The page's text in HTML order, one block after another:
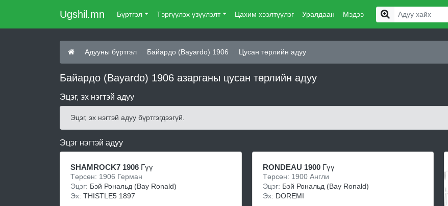
Ugshil.mn Бүртгэл Тэргүүлэх үзүүлэлт Цахим хээлтүүлэг Уралдаан Мэдээ
Адууны бүртгэл Бaйaрдо (Bayardo) 1906 Цусан төрлийн адуу
Бaйaрдо (Bayardo) 1906 азарганы цусан төрлийн адуу
Эцэг, эх нэгтэй адуу
Эцэг, эх нэгтэй адуу бүртгэгдээгүй.
Эцэг нэгтэй адуу
SHAMROCK7 1906 Гүү
Төрсөн: 1906 Герман
Эцэг: Бэй Рональд (Bay Ronald)
Эх: THISTLE5 1897
RONDEAU 1900Гүү
Төрсөн: 1900 Англи
Эцэг: Бэй Рональд (Bay Ronald)
Эх: DOREMI